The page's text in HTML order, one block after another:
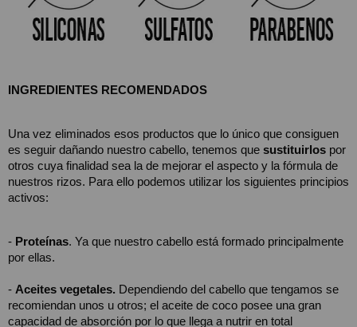
INGREDIENTES RECOMENDADOS
Una vez eliminados esos productos que lo único que consiguen
es seguir dañando nuestro cabello, tenemos que sustituirlos por
otros cuya finalidad sea la de mejorar el aspecto y la fórmula de
nuestros rizos. Para ello podemos utilizar los siguientes principios
activos:
- Proteínas. Ya que nuestro cabello está formado principalmente
por ellas.
- Aceites vegetales. Dependiendo del cabello que tengamos se
recomiendan unos u otros; el aceite de coco posee una gran
capacidad de absorción por lo que llega a nutrir en total